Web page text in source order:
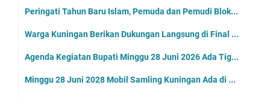
Peringati Tahun Baru Islam, Pemuda dan Pemudi Blok...
Warga Kuningan Berikan Dukungan Langsung di Final ...
Agenda Kegiatan Bupati Minggu 28 Juni 2026 Ada Tig...
Minggu 28 Juni 2028 Mobil Samling Kuningan Ada di ...